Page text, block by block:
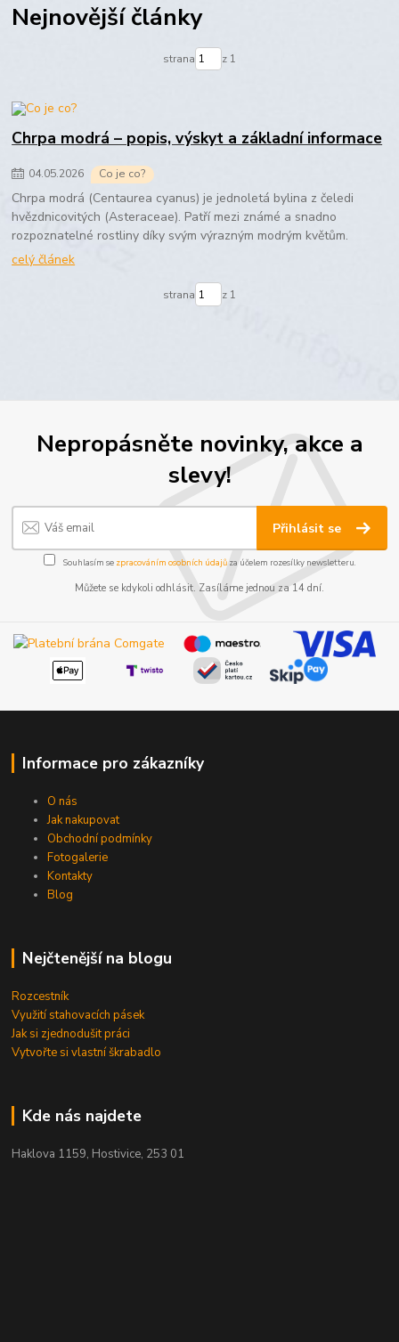
Nejnovější články
strana z 1
Chrpa modrá – popis, výskyt a základní informace
04.05.2026 Co je co?
Chrpa modrá (Centaurea cyanus) je jednoletá bylina z čeledi
hvězdnicovitých (Asteraceae). Patří mezi známé a snadno
rozpoznatelné rostliny díky svým výrazným modrým květům.
celý článek
strana z 1
Nepropásněte novinky, akce a
slevy!
Přihlásit se
Souhlasím se zpracováním osobních údajůza účelem rozesílky newsletteru.
Můžete se kdykoli odhlásit. Zasíláme jednou za 14 dní.
Informace pro zákazníky
O nás
Jak nakupovat
Obchodní podmínky
Fotogalerie
Kontakty
Blog
Nejčtenější na blogu
Rozcestník
Využití stahovacích pásek
Jak si zjednodušit práci
Vytvořte si vlastní škrabadlo
Kde nás najdete
Haklova 1159, Hostivice, 253 01